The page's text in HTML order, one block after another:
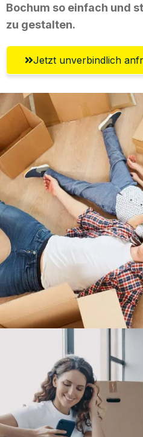
Bochum so einfach und
zu gestalten.
Jetzt unverbindlich